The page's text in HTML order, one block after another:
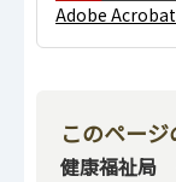
Adobe
このペー
健康福祉局